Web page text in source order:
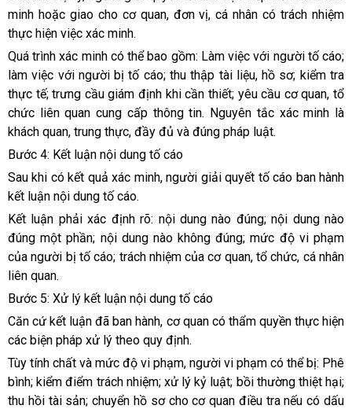
minh hoặc giao cho cơ quan, đơn vị, cá nhân có trách nhiệm
thực hiện việc xác minh.
Quá trình xác minh có thể bao gồm: Làm việc với người tố cáo;
làm việc với người bị tố cáo; thu thập tài liệu, hồ sơ; kiểm tra
thực tế; trưng cầu giám định khi cần thiết; yêu cầu cơ quan, tổ
chức liên quan cung cấp thông tin. Nguyên tắc xác minh là
khách quan, trung thực, đầy đủ và đúng pháp luật.
Bước 4: Kết luận nội dung tố cáo
Sau khi có kết quả xác minh, người giải quyết tố cáo ban hành
kết luận nội dung tố cáo.
Kết luận phải xác định rõ: nội dung nào đúng; nội dung nào
đúng một phần; nội dung nào không đúng; mức độ vi phạm
của người bị tố cáo; trách nhiệm của cơ quan, tổ chức, cá nhân
liên quan.
Bước 5: Xử lý kết luận nội dung tố cáo
Căn cứ kết luận đã ban hành, cơ quan có thẩm quyền thực hiện
các biện pháp xử lý theo quy định.
Tùy tính chất và mức độ vi phạm, người vi phạm có thể bị: Phê
bình; kiểm điểm trách nhiệm; xử lý kỷ luật; bồi thường thiệt hại;
thu hồi tài sản; chuyển hồ sơ cho cơ quan điều tra nếu có dấu